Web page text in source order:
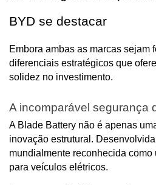
BYD se destacar
Embora ambas as marcas sejam
diferenciais estratégicos que
solidez no investimento.
A incomparável segurança
A Blade Battery não é apenas
inovação estrutural.
mundialmente reconhecida como
para veículos elétricos.